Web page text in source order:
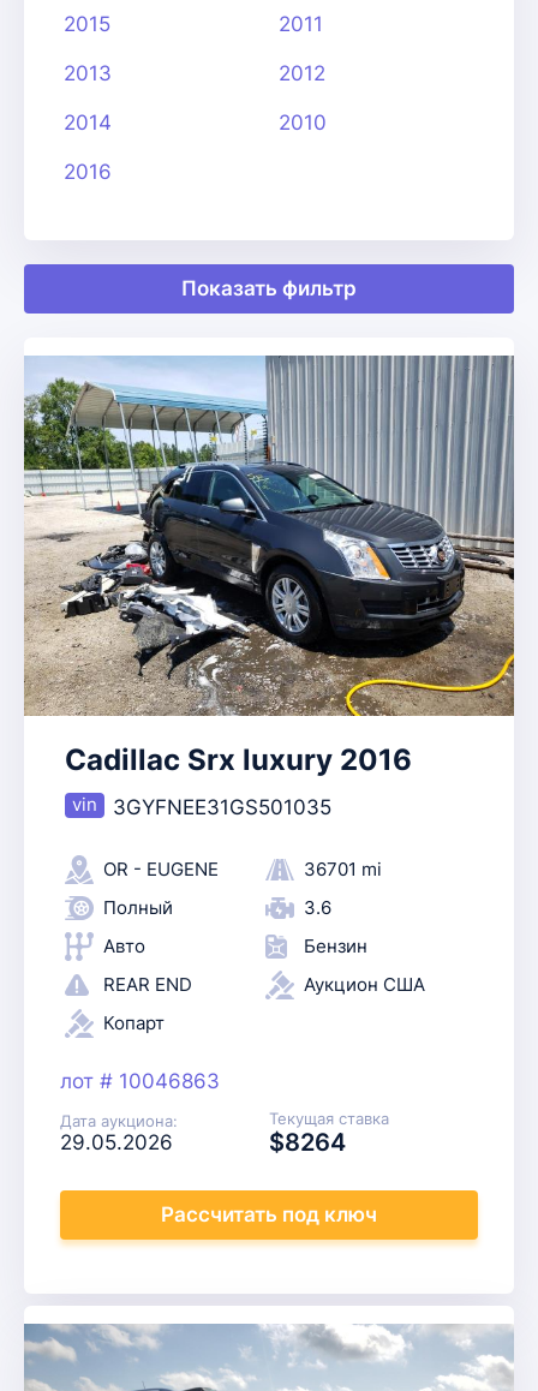
2015
2013
2014
2016
2011
2012
2010
Показать фильтр
Cadillac Srx luxury 2016
3GYFNEE31GS501035
OR - EUGENE
36701 mi
Полный
3.6
Авто
Бензин
REAR END
Аукцион США
Копарт
лот # 10046863
Дата аукциона:
29.05.2026
Текущая ставка
$8264
Рассчитать под ключ